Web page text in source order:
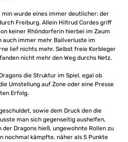
min wurde eines immer deutlicher: der
Freiburg. Allein Hiltrud Cordes griff
keiner Rhöndorferin hierbei im Zaum
auch immer mehr Ballverluste im
lief nichts mehr. Selbst freie Korbleger
nicht mehr den Weg durchs Netz.
die Struktur im Spiel, egal ob
Umstellung auf Zone oder eine Presse
Erfolg.
sowie dem Druck den die
man sich gegenseitig aushelfen,
Dragons hieß, ungewohnte Rollen zu
nochmal kämpfte, näher als 5 Punkte